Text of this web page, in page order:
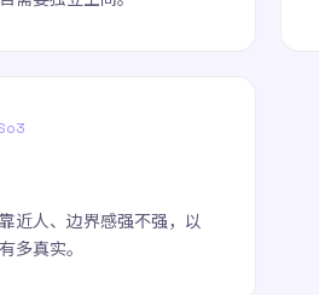
近人、边界感强不强，以
多真实。